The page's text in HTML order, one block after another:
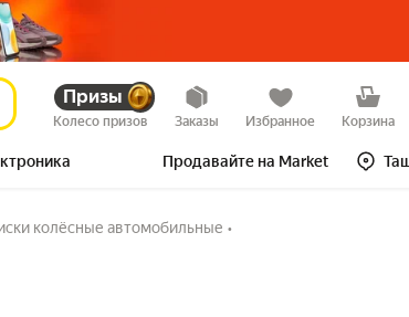
Призы
Колесо призов Заказы Избранное Корзина
Продавайте на Market
колёсные автомобильные •